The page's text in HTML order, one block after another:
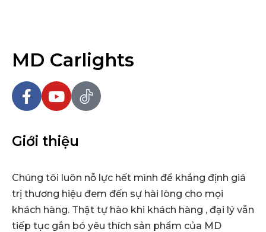
MD Carlights
Giới thiệu
Chúng tôi luôn nỗ lực hết mình để khẳng định giá
trị thương hiệu đem đến sự hài lòng cho mọi
khách hàng. Thật tự hào khi khách hàng , đại lý vẫn
tiếp tục gắn bó yêu thích sản phẩm của MD